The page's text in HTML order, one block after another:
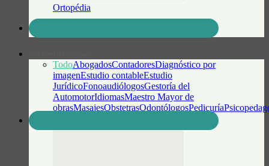
Ortopédia
TodoAbogadosContadoresDiagnóstico por
imagenEstudio contableEstudio
JurídicoFonoaudiólogosGestoría del
AutomotorIdiomasMaestro Mayor de
obrasMasajesObstetrasOdontólogosPedicuría